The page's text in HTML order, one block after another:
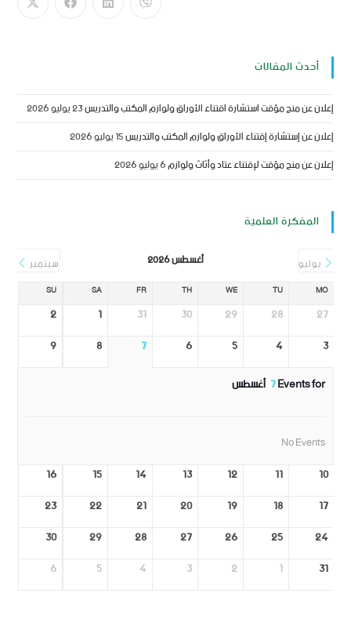
أحدث المقالات
إعلان عن منح مؤقت استشارة اقتناء الأوراق ولوازم المكتب والتدريس23 يوليو 2026
إعلان عن إستشارة إقتناء الأوراق ولوازم المكتب والتدريس15 يوليو 2026
إعلان عن منح مؤقت لإقتناء عتاد وأثاث ولوازم6 يوليو 2026
المفكرة العلمية
يوليو أغسطس 2026 سبتمبر
MO
TU
WE
TH
FR
SA
SU
27
28
29
30
31
1
2
3
4
5
6
7
8
9
Events for
7أغسطس
No Events
10
11
12
13
14
15
16
17
18
19
20
21
22
23
24
25
26
27
28
29
30
31
1
2
3
4
5
6